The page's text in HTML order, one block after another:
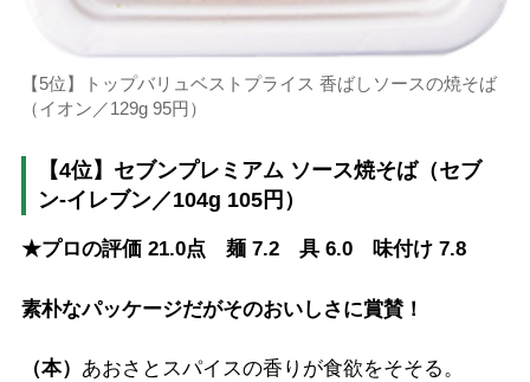
【5位】トップバリュベストプライス 香ばしソースの焼そば
（イオン／129g 95円）
【4位】セブンプレミアム ソース焼そば（セブ
ン-イレブン／104g 105円）
★プロの評価 21.0点 麺 7.2 具 6.0 味付け 7.8
素朴なパッケージだがそのおいしさに賞賛！
（本） あおさとスパイスの香りが食欲をそそる。